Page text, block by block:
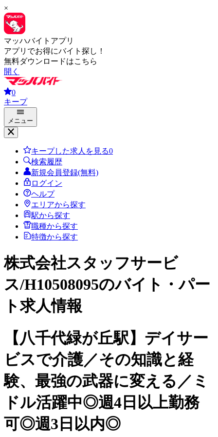
×
マッハバイトアプリ
アプリでお得にバイト探し！
無料ダウンロードはこちら
開く
0
キープ
メニュー
キープした求人を見る0
検索履歴
新規会員登録(無料)
ログイン
ヘルプ
エリアから探す
駅から探す
職種から探す
特徴から探す
株式会社スタッフサービ
ス/H10508095のバイト・パー
ト求人情報
【八千代緑が丘駅】デイサー
ビスで介護／その知識と経
験、最強の武器に変える／ミ
ドル活躍中◎週4日以上勤務
可◎週3日以内◎